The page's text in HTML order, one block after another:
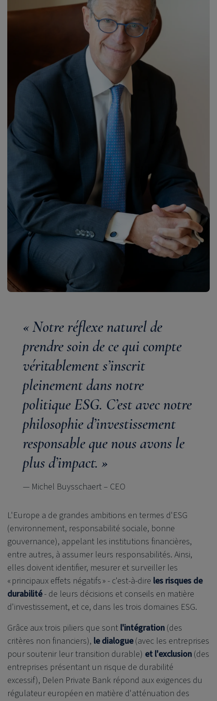
« Notre réflexe naturel de
prendre soin de ce qui compte
véritablement s’inscrit
pleinement dans notre
politique ESG. C’est avec notre
philosophie d’investissement
responsable que nous avons le
plus d’impact. »
— Michel Buysschaert – CEO
L'Europe a de grandes ambitions en termes d'ESG
(environnement, responsabilité sociale, bonne
gouvernance), appelant les institutions financières,
entre autres, à assumer leurs responsabilités. Ainsi,
elles doivent identifier, mesurer et surveiller les
« principaux effets négatifs » - c'est-à-dire les risques de
durabilité- de leurs décisions et conseils en matière
d'investissement, et ce, dans les trois domaines ESG.
Grâce aux trois piliers que sont l'intégration (des
critères non financiers), le dialogue (avec les entreprises
pour soutenir leur transition durable) et l'exclusion (des
entreprises présentant un risque de durabilité
excessif), Delen Private Bank répond aux exigences du
régulateur européen en matière d'atténuation des